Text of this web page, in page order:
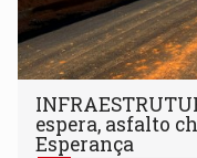
espera, asfalto
Esperança